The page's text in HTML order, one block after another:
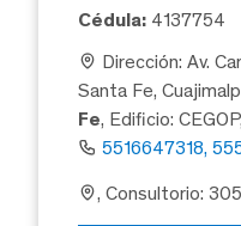
Cédula: 4137754
Dirección: Av.
Santa Fe,
Fe, Edificio:
5516647318,
, Consultorio: